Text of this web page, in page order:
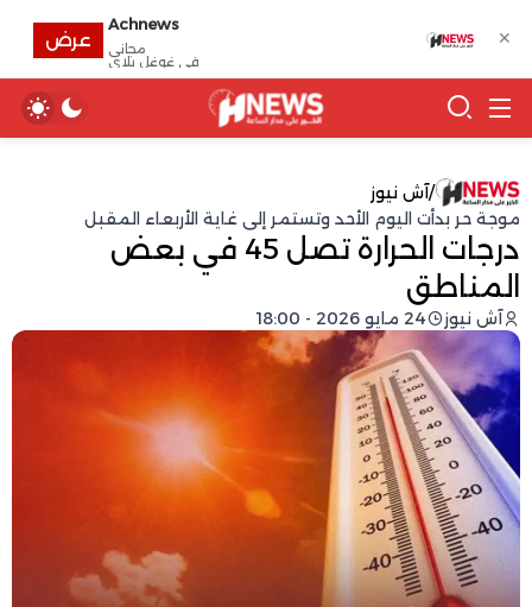
/آش نيوز
موجة حر بدأت اليوم الأحد وتستمر إلى غاية الأربعاء المقبل
درجات الحرارة تصل 45 في بعض
المناطق
آش نيوز 24 مايو 2026 - 18:00
✕
Achnews
مجانى
في غوغل بلاي
عرض